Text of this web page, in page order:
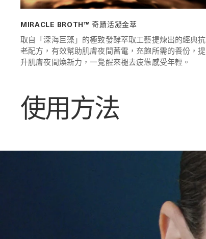
MIRACLE BROTH™ 奇蹟活凝金萃
取自「深海巨藻」的極致發酵萃取工藝提煉出的經典抗
老配方，有效幫助肌膚夜間蓄電，充飽所需的養份，提
升肌膚夜間煥新力，一覺醒來褪去疲憊感受年輕。
使用方法